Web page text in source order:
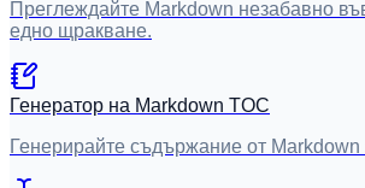
Преглеждайте Markdown незабавно
едно щракване.
Генератор на Markdown TOC
Генерирайте съдържание от